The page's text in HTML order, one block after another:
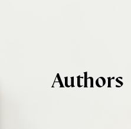
Authors